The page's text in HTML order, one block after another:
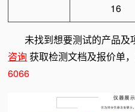
16
未找到想要测试的产品
咨询 获取检测文档及报价单
6066